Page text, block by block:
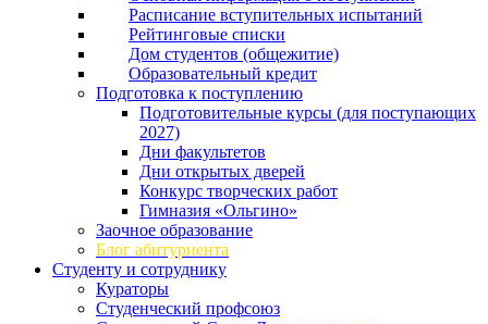
Расписание вступительных испытаний
Рейтинговые списки
Дом студентов (общежитие)
Образовательный кредит
Подготовка к поступлению
Подготовительные курсы (для поступающих
2027)
Дни факультетов
Дни открытых дверей
Конкурс творческих работ
Гимназия «Ольгино»
Заочное образование
Блог абитуриента
Студенту и сотруднику
Кураторы
Студенческий профсоюз